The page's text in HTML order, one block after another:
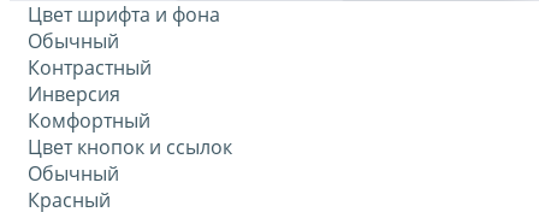
Цвет шрифта и фона
Обычный
Контрастный
Инверсия
Комфортный
Цвет кнопок и ссылок
Обычный
Красный